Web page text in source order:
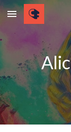
Skip to main